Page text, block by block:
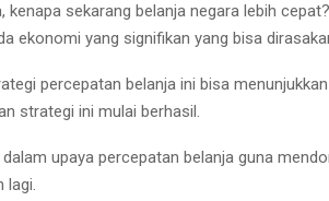
kenapa sekarang belanja negara lebih
ekonomi yang signifikan yang bisa
percepatan belanja ini bisa
strategi ini mulai berhasil.
upaya percepatan belanja guna
lagi.